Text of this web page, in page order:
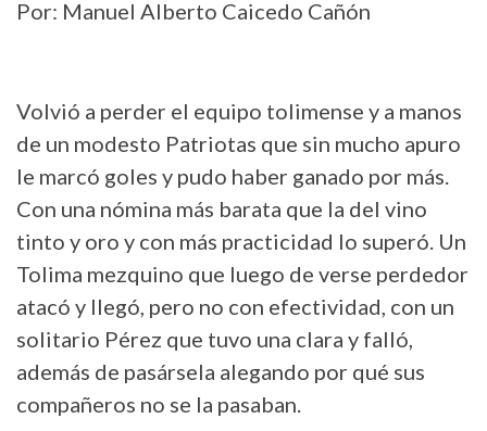
Por: Manuel Alberto Caicedo Cañón
Volvió a perder el equipo tolimense y a manos
de un modesto Patriotas que sin mucho apuro
le marcó goles y pudo haber ganado por más.
Con una nómina más barata que la del vino
tinto y oro y con más practicidad lo superó. Un
Tolima mezquino que luego de verse perdedor
atacó y llegó, pero no con efectividad, con un
solitario Pérez que tuvo una clara y falló,
además de pasársela alegando por qué sus
compañeros no se la pasaban.